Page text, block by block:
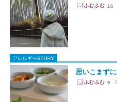
16
アレルギーSTORY
思いこまず
9